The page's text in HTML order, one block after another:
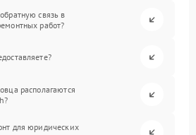
связь в
работ?
располагаются
для юридических